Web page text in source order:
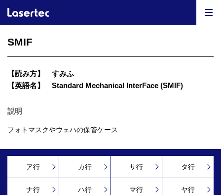
SMIF
【読み方】
すみふ
【英語名】
Standard Mechanical InterFace (SMIF)
説明
フォトマスクやウェハの保管ケース
ア行 カ行 サ行 タ行
ナ行 ハ行 マ行 ヤ行